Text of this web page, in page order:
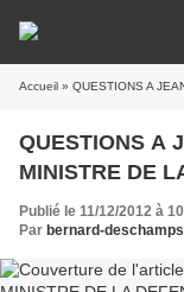
Accueil » QUESTIONS A
QUESTIONS A
MINISTRE DE
Publié le 11/12/2012 à
Par bernard-